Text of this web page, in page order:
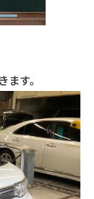
す。